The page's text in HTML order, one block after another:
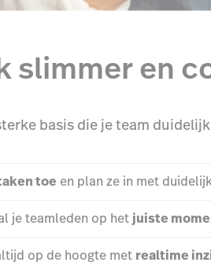
slimmer en
basis die je team
toe en plan ze in met
je teamleden op hetjuiste
op de hoogte met realtime